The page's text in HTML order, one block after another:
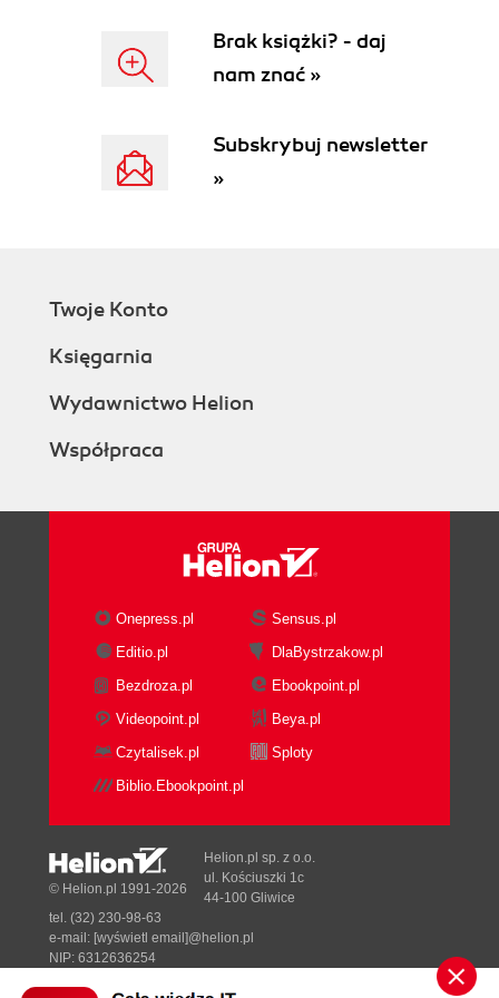
Rozdział 6. Dostosowujemy program do własnych
potrzeb (93)
Celki (97)
Galeria w Internecie (110)
Kilka słów na zakończenie (115)
Brak książki? - daj
nam znać »
Subskrybuj newsletter
»
Twoje Konto
Księgarnia
Wydawnictwo Helion
Współpraca
Onepress.pl
Sensus.pl
Editio.pl
DlaBystrzakow.pl
Bezdroza.pl
Ebookpoint.pl
Videopoint.pl
Beya.pl
Czytalisek.pl
Sploty
Biblio.Ebookpoint.pl
© Helion.pl 1991-2026
Helion.pl sp. z o.o.
ul. Kościuszki 1c
44-100 Gliwice
tel. (32) 230-98-63
e-mail: [wyświetl email]@helion.pl
NIP: 6312636254